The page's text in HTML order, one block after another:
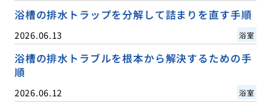
浴槽の排水トラップを分解して詰まりを直す手順
2026.06.13 浴室
浴槽の排水トラブルを根本から解決するための手
順
2026.06.12 浴室